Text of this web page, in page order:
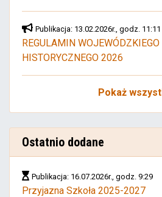
Publikacja: 13.02.2026r., godz. 11:11
REGULAMIN
HISTORYCZNEGO 2026
Pokaż
Ostatnio dodane
Publikacja: 16.07.2026r., godz. 9:29
Przyjazna Szkoła 2025-2027